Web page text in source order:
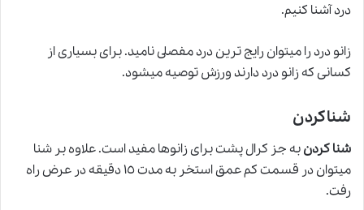
درد آشنا کنیم.
زانو درد را ميتوان رايج ترين درد مفصلى ناميد. براى بسيارى از
کسانى که زانو درد دارند ورزش توصيه ميشود.
شناکردن
شنا کردنبه جز کرال پشت براى زانوها مفيد است. علاوه بر شنا
ميتوان در قسمت کم عمق استخر به مدت ١٥ دقيقه در عرض راه
رفت.